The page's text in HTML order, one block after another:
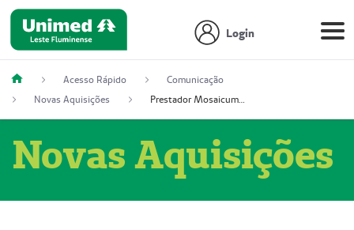
Login
Acesso Rápido
Comunicação
Novas Aquisições
Prestador Mosaicum Espaço Clínico Eireli (51004355-5)
Novas Aquisições